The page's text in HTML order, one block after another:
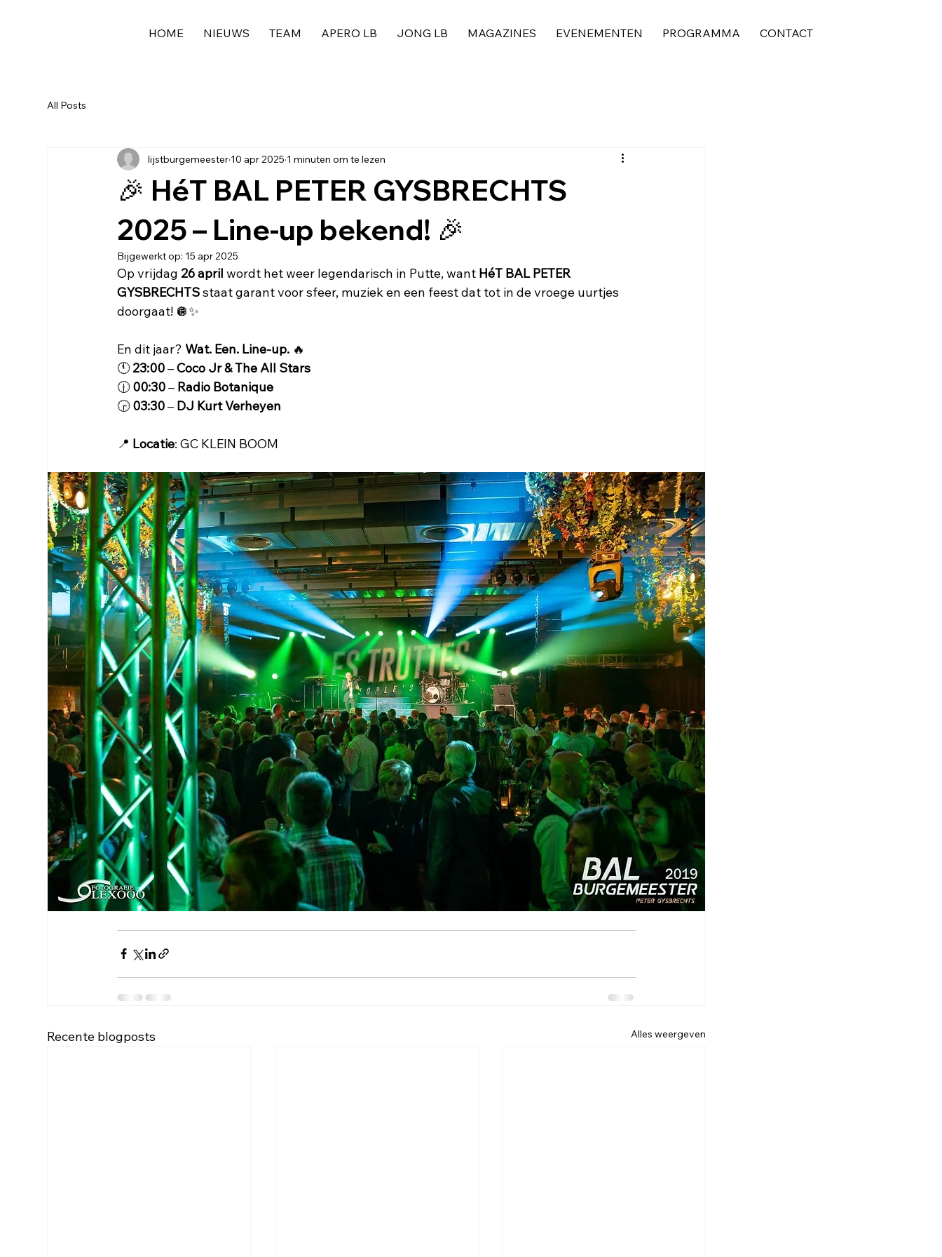
HOME NIEUWS TEAM APERO LB JONG LB MAGAZINES EVENEMENTEN PROGRAMMA CONTACT
All Posts
🎉 HéT BAL PETER GYSBRECHTS
2025 – Line-up bekend! 🎉
lijstburgemeester 10 apr 2025 1 minuten om te lezen
Bijgewerkt op: 15 apr 2025
Op vrijdag 26 april wordt het weer legendarisch in Putte, want HéT BAL PETER
GYSBRECHTS staat garant voor sfeer, muziek en een feest dat tot in de vroege uurtjes
doorgaat! 🪩✨
En dit jaar? Wat. Een. Line-up. 🔥
🕚 23:00 – Coco Jr & The All Stars
🕧 00:30 – Radio Botanique
🕞 03:30 – DJ Kurt Verheyen
📍 Locatie: GC KLEIN BOOM
Recente blogposts Alles weergeven